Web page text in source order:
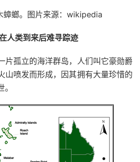
蟑螂。图片来源：wikipedia
人类到来后难寻踪迹
片孤立的海洋群岛，人们叫它豪勋爵
山喷发而形成，因其拥有大量珍惜的